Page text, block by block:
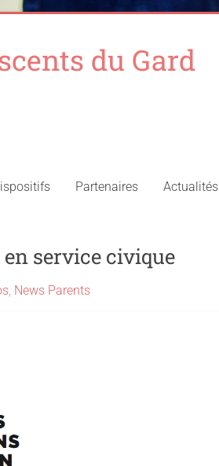
du Gard
Partenaires Actualités
service civique
, News Parents